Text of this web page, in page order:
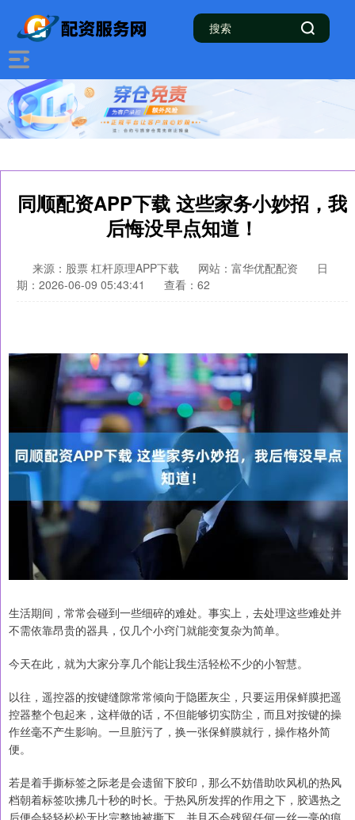
同顺配资APP下载 这些家务小妙招，我
后悔没早点知道！
来源：股票 杠杆原理APP下载 网站：富华优配配资
日
期：2026-06-09 05:43:41
查看：62
生活期间，常常会碰到一些细碎的难处。事实上，去处理这些难处并
不需依靠昂贵的器具，仅几个小窍门就能变复杂为简单。
今天在此，就为大家分享几个能让我生活轻松不少的小智慧。
以往，遥控器的按键缝隙常常倾向于隐匿灰尘，只要运用保鲜膜把遥
控器整个包起来，这样做的话，不但能够切实防尘，而且对按键的操
作丝毫不产生影响。一旦脏污了，换一张保鲜膜就行，操作格外简
便。
若是着手撕标签之际老是会遗留下胶印，那么不妨借助吹风机的热风
档朝着标签吹拂几十秒的时长。于热风所发挥的作用之下，胶遇热之
后便会轻轻松松无比完整地被撕下，并且不会残留任何一丝一毫的痕